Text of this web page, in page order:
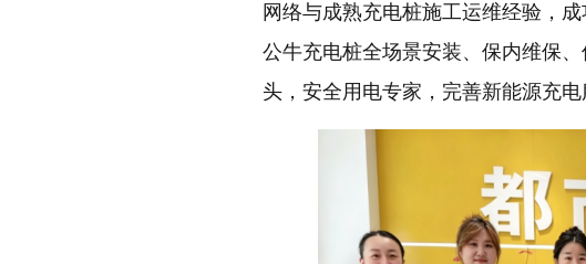
网络与成熟充电桩施工运维经验，
公牛充电桩全场景安装、保内维保
头，安全用电专家，完善新能源充电